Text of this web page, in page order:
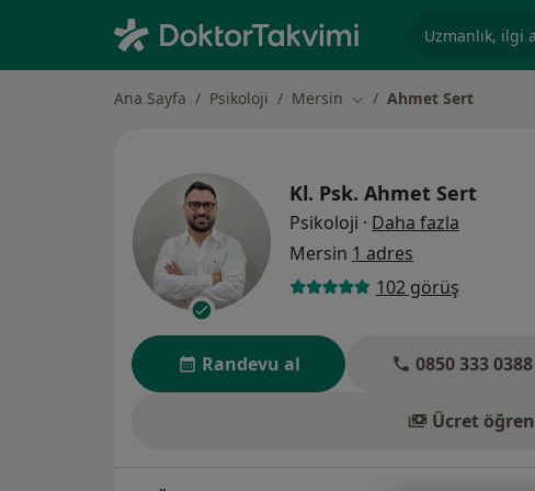
Ana Sayfa Psikoloji Mersin Şehir değiştir
Ahmet Sert
Kl. Psk. Ahmet Sert
Psikoloji · Daha fazla
Mersin 1 adres
102 görüş
Randevu al 0850 333 0388
Ücret öğren